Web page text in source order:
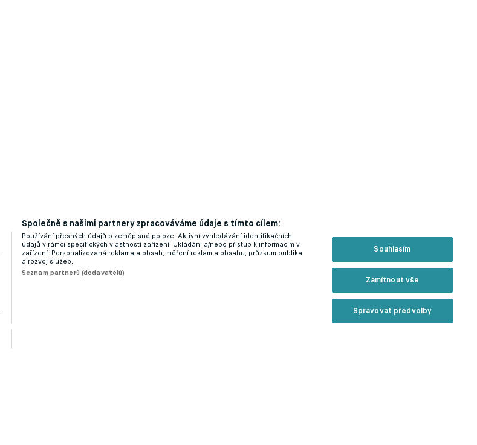
Společně s našimi partnery zpracováváme údaje s tímto cílem:
Používání přesných údajů o zeměpisné poloze. Aktivní vyhledávání identifikačních
údajů v rámci specifických vlastností zařízení. Ukládání a/nebo přístup k informacím v
zařízení. Personalizovaná reklama a obsah, měření reklam a obsahu, průzkum publika
a rozvoj služeb.
Seznam partnerů (dodavatelů)
Souhlasím
Zamítnout vše
Spravovat předvolby